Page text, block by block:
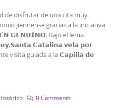
de disfrutar de una cita muy
jiennense gracias a la iniciativa
𝗚𝗘𝗡𝗨𝗜𝗡𝗢. Bajo el lema
𝗖𝗮𝘁𝗮𝗹𝗶𝗻𝗮 𝘃𝗲𝗹𝗮 𝗽𝗼𝗿
visita guiada a la 𝗖𝗮𝗽𝗶𝗹𝗹𝗮 𝗱𝗲
0 Comments